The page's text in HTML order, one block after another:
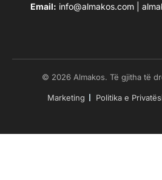
Email: info@almakos.com
© 2026 Almakos. Të gjitha të
Marketing Politika e